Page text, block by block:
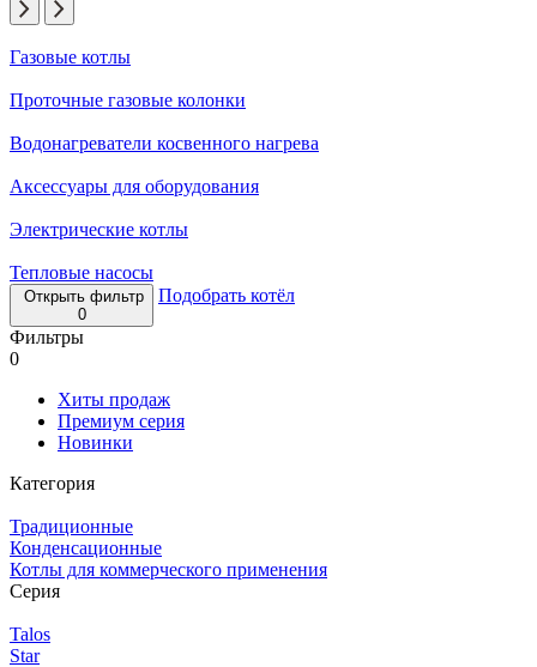
Газовые котлы
Проточные газовые колонки
Водонагреватели косвенного нагрева
Аксессуары для оборудования
Электрические котлы
Тепловые насосы
Открыть фильтр
0
Подобрать котёл
Фильтры
0
Хиты продаж
Премиум серия
Новинки
Категория
Традиционные
Конденсационные
Котлы для коммерческого применения
Серия
Talos
Star